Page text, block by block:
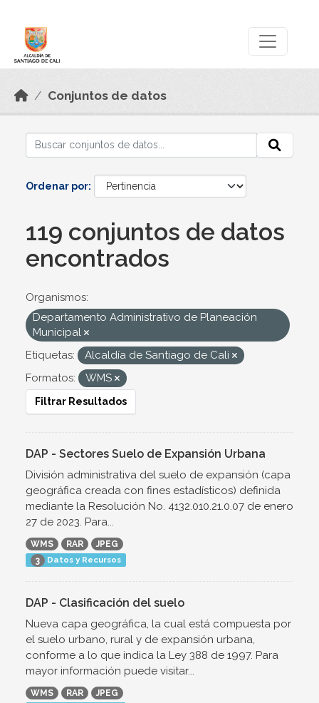
Conjuntos de datos
Ordenar por
119 conjuntos de datos
encontrados
Organismos:
Departamento Administrativo de Planeación
Municipal
Etiquetas:
Alcaldía de Santiago de Cali
Formatos:
WMS
Filtrar Resultados
DAP - Sectores Suelo de Expansión Urbana
División administrativa del suelo de expansión (capa
geográfica creada con fines estadísticos) definida
mediante la Resolución No. 4132.010.21.0.07 de enero
27 de 2023. Para...
WMS RAR
JPEG
3 Datos y Recursos
DAP - Clasificación del suelo
Nueva capa geográfica, la cual está compuesta por
el suelo urbano, rural y de expansión urbana,
conforme a lo que indica la Ley 388 de 1997. Para
mayor información puede visitar...
WMS RAR
JPEG